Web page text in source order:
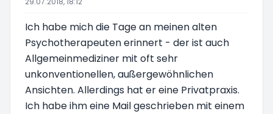
Ich habe mich die Tage an meinen alten
Psychotherapeuten erinnert - der ist auch
Allgemeinmediziner mit oft sehr
unkonventionellen, außergewöhnlichen
Ansichten. Allerdings hat er eine Privatpraxis.
Ich habe ihm eine Mail geschrieben mit einem